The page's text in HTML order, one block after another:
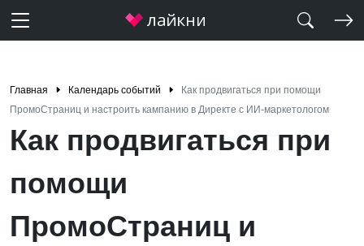
Главная Календарь событий
Как продвигаться при помощи
ПромоСтраниц и настроить кампанию в Директе с ИИ-маркетологом
Как продвигаться при
помощи
ПромоСтраниц и